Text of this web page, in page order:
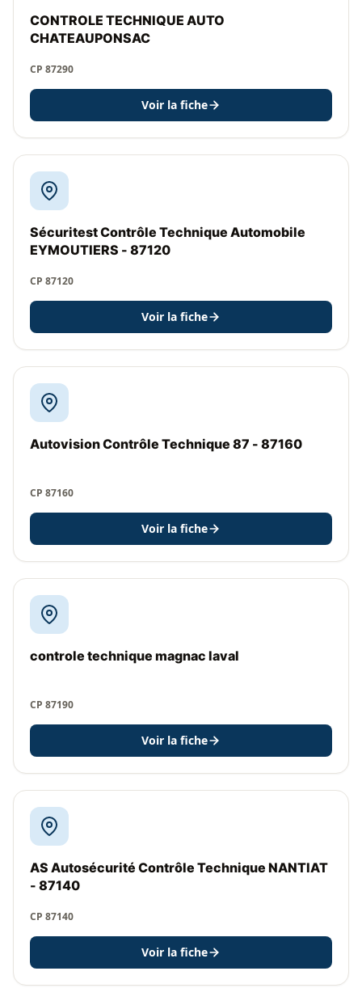
CONTROLE TECHNIQUE AUTO
CHATEAUPONSAC
CP 87290
Voir la fiche
Sécuritest Contrôle Technique Automobile
EYMOUTIERS - 87120
CP 87120
Voir la fiche
Autovision Contrôle Technique 87 - 87160
CP 87160
Voir la fiche
controle technique magnac laval
CP 87190
Voir la fiche
AS Autosécurité Contrôle Technique NANTIAT
- 87140
CP 87140
Voir la fiche